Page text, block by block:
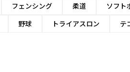
フェンシング 柔道 ソフト
野球 トライアスロン テ